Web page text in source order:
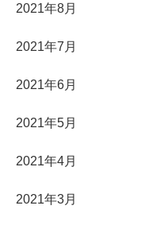
2021年8月
2021年7月
2021年6月
2021年5月
2021年4月
2021年3月